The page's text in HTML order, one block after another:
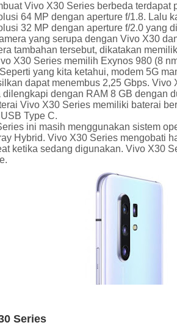
Vivo X30 Series berbeda
64 MP dengan aperture f/1.8. Lalu
32 MP dengan aperture f/2.0
yang serupa dengan Vivo X30
tambahan tersebut, dikatakan
X30 Series memilih Exynos 980 (8
yang kita ketahui, modem 5G
dapat menembus 2,25 Gbps.
dengan RAM 8 GB dengan
Vivo X30 Series memiliki baterai
Type C.
ini masih menggunakan sistem
Hybrid. Vivo X30 Series mengobati
ketika sedang digunakan. Vivo X30
Series